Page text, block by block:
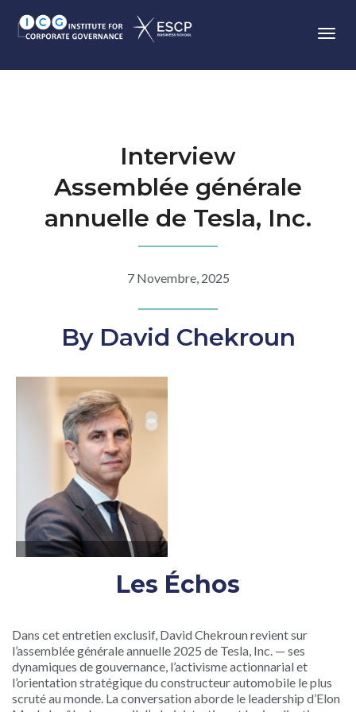
Interview
Assemblée générale
annuelle de Tesla, Inc.
7 Novembre, 2025
By David Chekroun
David ChekrounLes Échos
Dans cet entretien exclusif, David Chekroun revient sur
l’assemblée générale annuelle 2025 de Tesla, Inc. — ses
dynamiques de gouvernance, l’activisme actionnarial et
l’orientation stratégique du constructeur automobile le plus
scruté au monde. La conversation aborde le leadership d’Elon